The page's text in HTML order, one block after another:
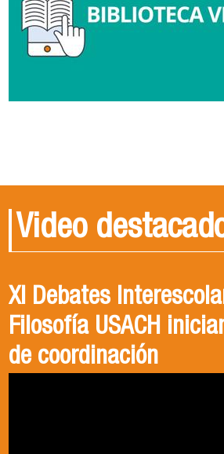
Video
XI Debates
Filosofía USACH
de coordinación